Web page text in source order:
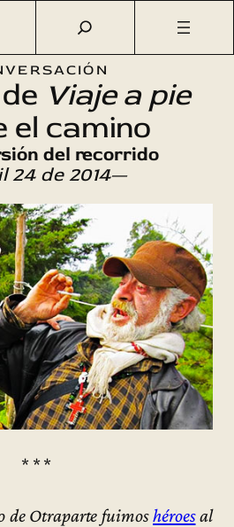
Cultural Literatura
Lectura del
desde el camino 2014
Viaje a pie
el camino
del recorrido
24 de 2014—
* * *
de Otraparte fuimoshéroesal